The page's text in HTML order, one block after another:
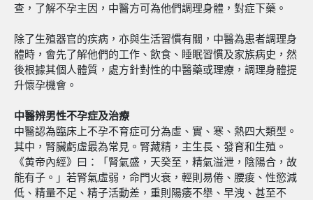
查，了解不孕主因，中醫方可為他們調理身體，對症下藥。
除了生殖器官的疾病，亦與生活習慣有關，中醫為患者調理身
體時，會先了解他們的工作、飲食、睡眠習慣及家族病史，然
後根據其個人體質，處方針對性的中醫藥或理療，調理身體提
升懷孕機會。
中醫辨男性不孕症及治療
中醫認為臨床上不孕不育症可分為虛、實、寒、熱四大類型。
其中，腎臟虧虛最為常見。腎藏精，主生長、發育和生殖。
《黄帝內經》曰：「腎氣盛，天癸至，精氣溢泄，陰陽合，故
能有子。」若腎氣虛弱，命門火衰，輕則易倦、腰痠、性慾減
低、精量不足、精子活動差，重則陽痿不舉、早洩、甚至不